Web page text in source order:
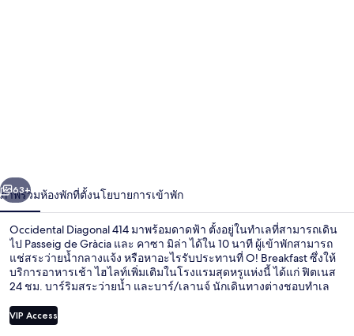
า
ถัดไป
63+
ภาพรวมห้องพักที่ตั้งนโยบายการเข้าพัก
Occidental Diagonal 414 มาพร้อมดาดฟ้า ตั้งอยู่ในทำเลที่สามารถเดิน
ไป Passeig de Gràcia และ คาซา มิล่า ได้ใน 10 นาที ผู้เข้าพักสามารถ
แช่สระว่ายน้ำกลางแจ้ง หรือหาอะไรรับประทานที่ O! Breakfast ซึ่งให้
บริการอาหารเช้า ไฮไลท์เพิ่มเติมในโรงแรมสุดหรูแห่งนี้ ได้แก่ ฟิตเนส
24 ชม. บาร์ริมสระว่ายน้ำ และบาร์/เลานจ์ นักเดินทางต่างชอบทำเล
สาธารณะได้ใกล้ๆ โดย สถานี Verdaguer อยู่ห่างออกไปเพียง 5 นาที
และ สถานี Diagonal อยู่ห่างออกไปเพียง 6 นาที
VIP Access